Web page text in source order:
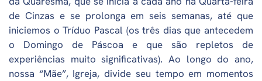
de Cinzas e se prolonga em seis semanas, até que
iniciemos o Tríduo Pascal (os três dias que antecedem
o Domingo de Páscoa e que são repletos de
experiências muito significativas). Ao longo do ano,
nossa “Mãe”, Igreja, divide seu tempo em momentos